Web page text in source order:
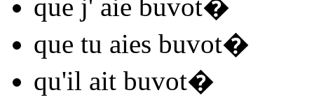
que j' aie buvot�
que tu aies buvot�
qu'il ait buvot�